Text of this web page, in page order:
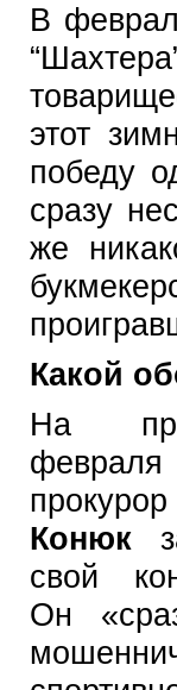
В
этот
победу
сразу
же
Какой
На
Конюк
свой
Он